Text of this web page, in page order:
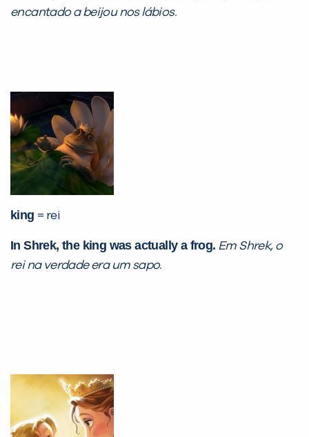
encantado a beijou nos lábios.
king = rei
In Shrek, the king was actually a frog. Em Shrek, o
rei na verdade era um sapo.